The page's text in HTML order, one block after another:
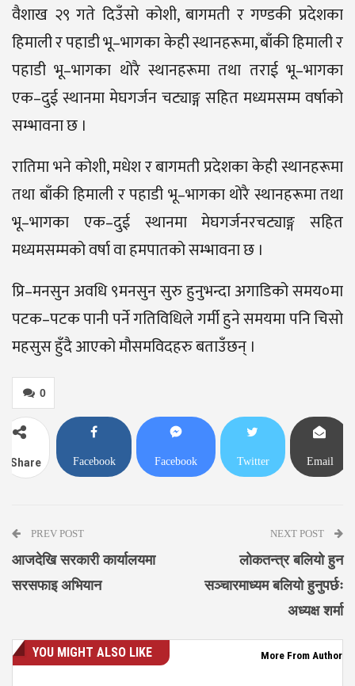
वैशाख २९ गते दिउँसो कोशी, बागमती र गण्डकी प्रदेशका
हिमाली र पहाडी भू–भागका केही स्थानहरूमा, बाँकी हिमाली र
पहाडी भू–भागका थोरै स्थानहरूमा तथा तराई भू–भागका
एक–दुई स्थानमा मेघगर्जन चट्याङ्ग सहित मध्यमसम्म वर्षाको
सम्भावना छ ।
रातिमा भने कोशी, मधेश र बागमती प्रदेशका केही स्थानहरूमा
तथा बाँकी हिमाली र पहाडी भू–भागका थोरै स्थानहरूमा तथा
भू–भागका एक–दुई स्थानमा मेघगर्जनरचट्याङ्ग सहित
मध्यमसम्मको वर्षा वा हमपातको सम्भावना छ ।
प्रि–मनसुन अवधि ९मनसुन सुरु हुनुभन्दा अगाडिको समय०मा
पटक–पटक पानी पर्ने गतिविधिले गर्मी हुने समयमा पनि चिसो
महसुस हुँदै आएको मौसमविदहरु बताउँछन् ।
0
Share Facebook Facebook Twitter Email
PREV POST
आजदेखि सरकारी कार्यालयमा
सरसफाइ अभियान
NEXT POST
लोकतन्त्र बलियो हुन
सञ्चारमाध्यम बलियो हुनुपर्छः
अध्यक्ष शर्मा
YOU MIGHT ALSO LIKE More From Author